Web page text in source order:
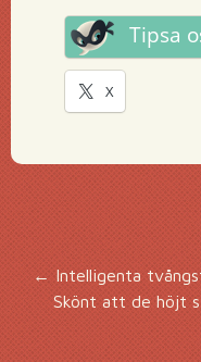
Tipsa
X
←Intelligenta
Skönt att de höjt